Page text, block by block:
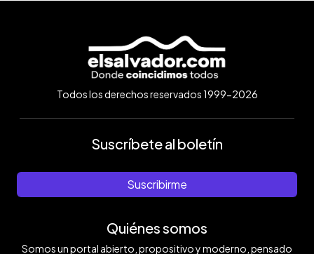
Todos los derechos reservados 1999-2026
Suscríbete al boletín
Suscribirme
Quiénes somos
Somos un portal abierto, propositivo y moderno, pensado